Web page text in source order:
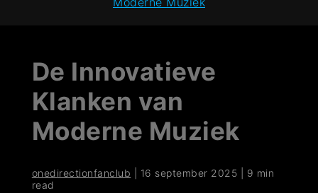
De Innovatieve
Klanken van
Moderne Muziek
onedirectionfanclub 16 september 2025
9 min
read